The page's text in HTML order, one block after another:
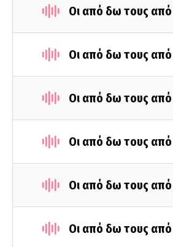
Οι από δω τους
Οι από δω τους
Οι από δω τους
Οι από δω τους
Οι από δω τους
Οι από δω τους